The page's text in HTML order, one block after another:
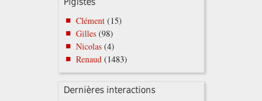
Clément (15)
Gilles (98)
Nicolas (4)
Renaud (1483)
Dernières interactions